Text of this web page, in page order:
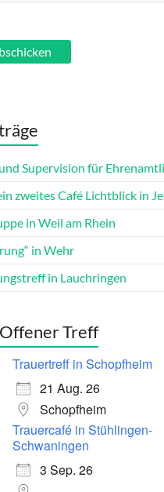
Supervision für
zweites Café Lichtblick in
in Weil am Rhein
in Wehr
in Lauchringen
Treff
Trauertreff in Schopfheim
21 Aug. 26
Schopfheim
Trauercafé in Stühlingen-
Schwaningen
3 Sep. 26